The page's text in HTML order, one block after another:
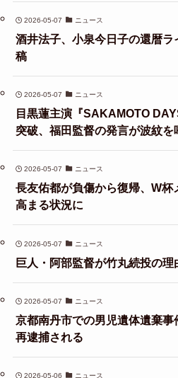
2026-05-07 ニュース
酒井法子、小泉今日子の還暦
稿
2026-05-07 ニュース
目黒蓮主演『SAKAMOTO
突破、福田監督の発言が波紋を
2026-05-07 ニュース
長友佑都が負傷から復帰、W
高まる状況に
2026-05-07 ニュース
巨人・阿部監督が竹丸続投の
2026-05-07 ニュース
京都南丹市での男児遺体遺棄事
再逮捕される
2026-05-06 ニュース